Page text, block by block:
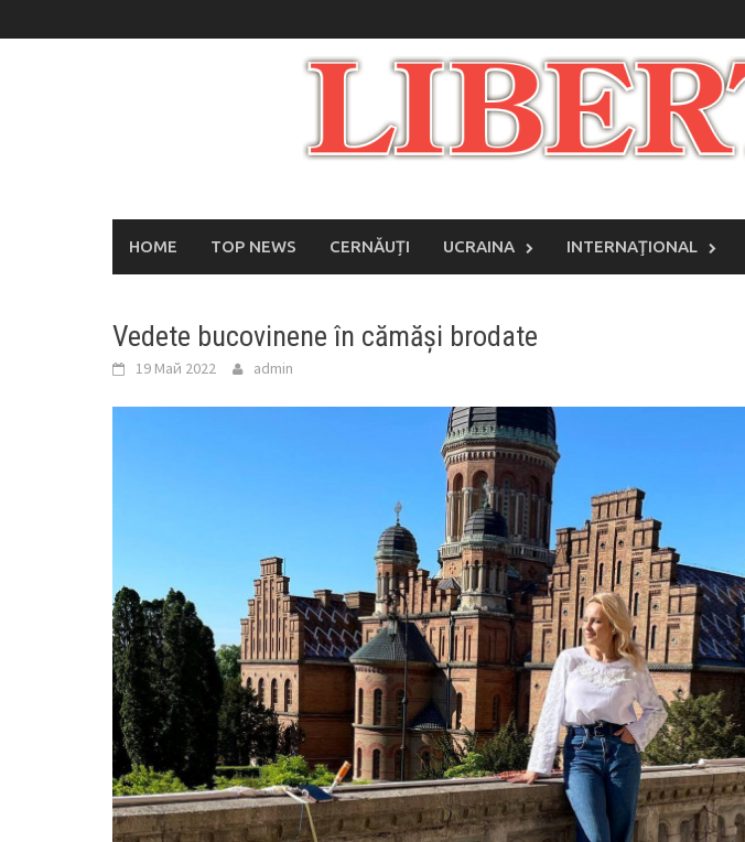
to
HOME TOP NEWS CERNĂUȚI UCRAINA INTERNAŢIONAL
Vedete bucovinene în cămăși brodate
19 Май 2022 admin